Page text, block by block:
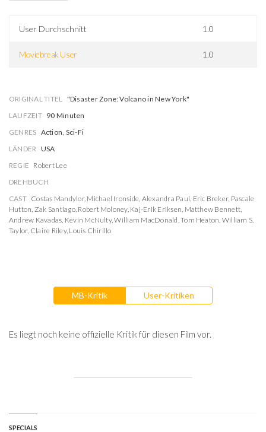
User Durchschnitt 1.0
Moviebreak User 1.0
ORIGINAL TITEL "Disaster Zone: Volcano in New York"
LAUFZEIT 90 Minuten
GENRES Action, Sci-Fi
LÄNDER USA
REGIE Robert Lee
DREHBUCH
CAST Costas Mandylor, Michael Ironside, Alexandra Paul, Eric Breker, Pascale
Hutton, Zak Santiago, Robert Moloney, Kaj-Erik Eriksen, Matthew Bennett,
Andrew Kavadas, Kevin McNulty,William MacDonald,Tom Heaton, William S.
Taylor, Claire Riley, Louis Chirillo
MB-Kritik User-Kritiken
Es liegt noch keine offizielle Kritik für diesen Film vor.
SPECIALS